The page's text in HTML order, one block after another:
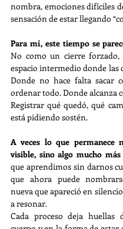
nombra, emociones difíciles
sensación de estar llegando
Para mí, este tiempo se
No como un cierre
espacio intermedio donde las
Donde no hace falta sacar
ordenar todo. Donde alcanza
Registrar qué quedó, qué
está pidiendo sostén.
A veces lo que permanece
visible, sino algo mucho
que aprendimos sin darnos
que ahora puede
nueva que apareció en
a resonar.
Cada proceso deja huellas